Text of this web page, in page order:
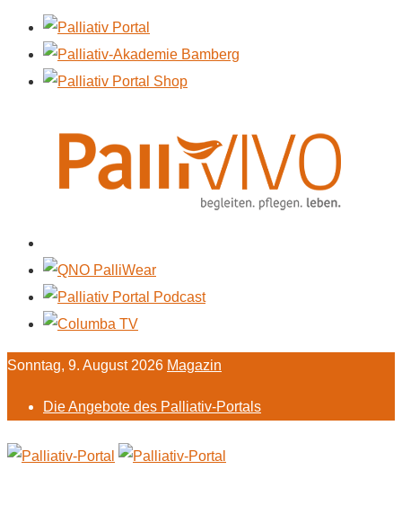
Sonntag, 9. August 2026 Magazin
Die Angebote des Palliativ-Portals